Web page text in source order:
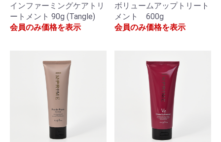
インファーミングケアトリ
ートメント 90g (Tangle)
会員のみ価格を表示
ボリュームアップトリート
メント 600g
会員のみ価格を表示